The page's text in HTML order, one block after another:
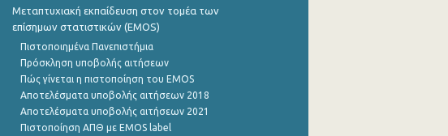
Μεταπτυχιακή εκπαίδευση στον τομέα των
επίσημων στατιστικών (EMOS)
Πιστοποιημένα Πανεπιστήμια
Πρόσκληση υποβολής αιτήσεων
Πώς γίνεται η πιστοποίηση του EMOS
Αποτελέσματα υποβολής αιτήσεων 2018
Αποτελέσματα υποβολής αιτήσεων 2021
Πιστοποίηση ΑΠΘ με EMOS label